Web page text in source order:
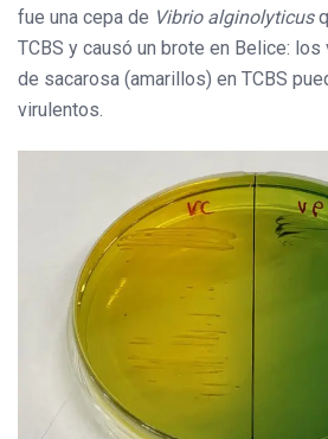
fue una cepa de Vibrio alginolyticus
TCBS y causó un brote en Belice:
de sacarosa (amarillos) en TCBS
virulentos.